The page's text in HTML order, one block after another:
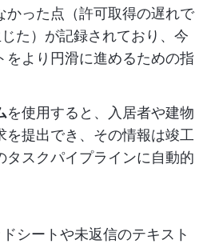
かった点（許可取得の遅れで
た）が記録されており、今
をより円滑に進めるための指
を使用すると、入居者や建物
を提出でき、その情報は竣工
タスクパイプラインに自動的
シートや未返信のテキスト